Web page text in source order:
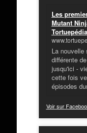
Les
Mutant
Tortuepédia
La nouvelle
différente
jusqu'ici -
cette fois
épisodes
Voir sur